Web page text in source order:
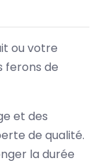
ou votre
ferons de
et des
de qualité.
la durée